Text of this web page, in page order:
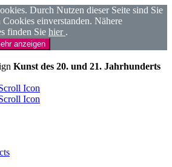
Durch Nutzen dieser Seite sind Sie
einverstanden. Nähere
finden Sie hier .
anzeigen
Kunst des 20. und 21. Jahrhunderts